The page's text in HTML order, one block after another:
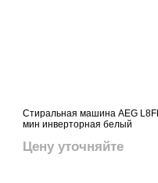
Стиральная машина AEG
мин инверторная белый
Цену уточняйте